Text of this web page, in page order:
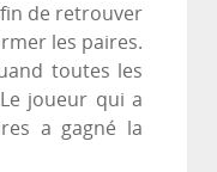
de retrouver
les paires.
toutes les
joueur qui a
a gagné la